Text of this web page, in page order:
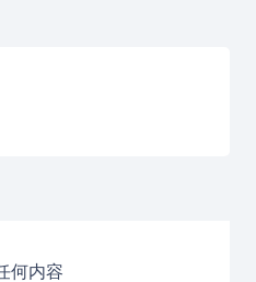
何内容